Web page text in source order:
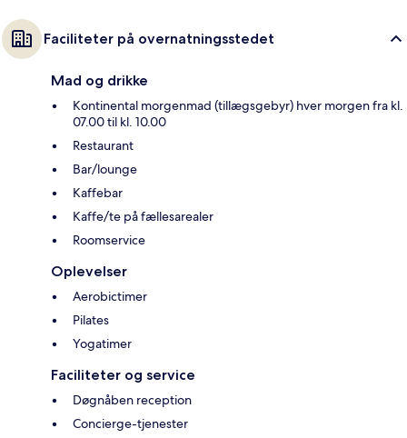
Faciliteter på overnatningsstedet
Mad og drikke
Kontinental morgenmad (tillægsgebyr) hver morgen fra kl.
07.00 til kl. 10.00
Restaurant
Bar/lounge
Kaffebar
Kaffe/te på fællesarealer
Roomservice
Oplevelser
Aerobictimer
Pilates
Yogatimer
Faciliteter og service
Døgnåben reception
Concierge-tjenester